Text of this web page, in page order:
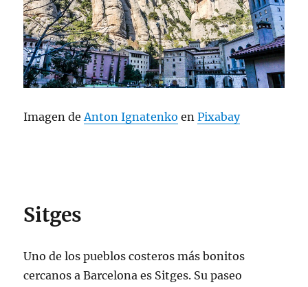
Imagen deAnton Ignatenko enPixabay
Sitges
Uno de los pueblos costeros más bonitos
cercanos a Barcelona es Sitges. Su paseo